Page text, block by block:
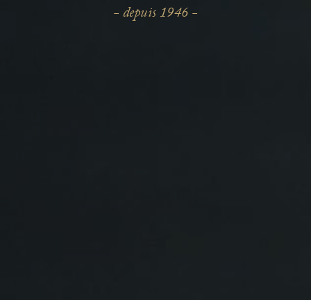
depuis 1946